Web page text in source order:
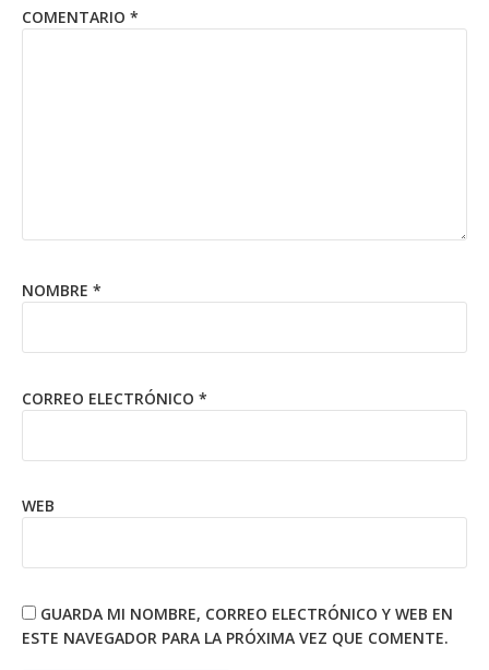
COMENTARIO *
NOMBRE *
CORREO ELECTRÓNICO *
WEB
GUARDA MI NOMBRE, CORREO ELECTRÓNICO Y WEB EN
ESTE NAVEGADOR PARA LA PRÓXIMA VEZ QUE COMENTE.